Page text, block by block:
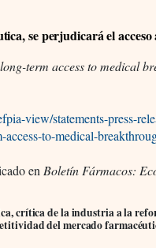
se perjudicará el
term access to medical
view/statements-press-
to-medical-
en Boletín Fármacos:
crítica de la industria a la
del mercado